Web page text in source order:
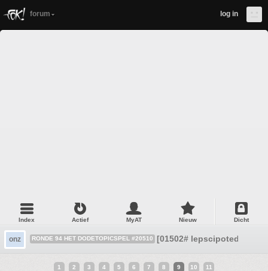
forum log in
Index Actief MyAT Nieuw Dicht
onz RONDE 94 HET DODETOPICSPEL #20510 [01502# lepscipotedoD 49
1 2 3 4 5 6 7 8 9 10 11